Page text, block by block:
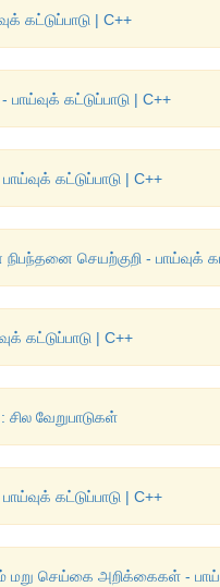
கட்டுப்பாடு | C++
கட்டுப்பாடு | C++
கட்டுப்பாடு | C++
செயற்குறி - பாய்வுக்
கட்டுப்பாடு | C++
சில வேறுபாடுகள்
கட்டுப்பாடு | C++
மறு செய்கை அறிக்கைகள் -